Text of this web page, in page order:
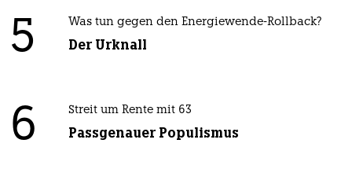
5 Was tun gegen den Energiewende-Rollback?
Der Urknall
6 Streit um Rente mit 63
Passgenauer Populismus